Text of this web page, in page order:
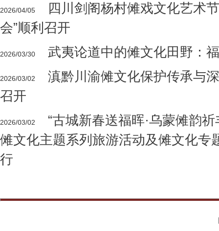
2026/04/05
四川剑阁杨村傩戏文化艺术
会”顺利召开
2026/03/30 武夷论道中的傩文化田野：
2026/03/02
滇黔川渝傩文化保护传承与
召开
2026/03/02
“古城新春送福晖·乌蒙傩韵
傩文化主题系列旅游活动及傩文化专
行